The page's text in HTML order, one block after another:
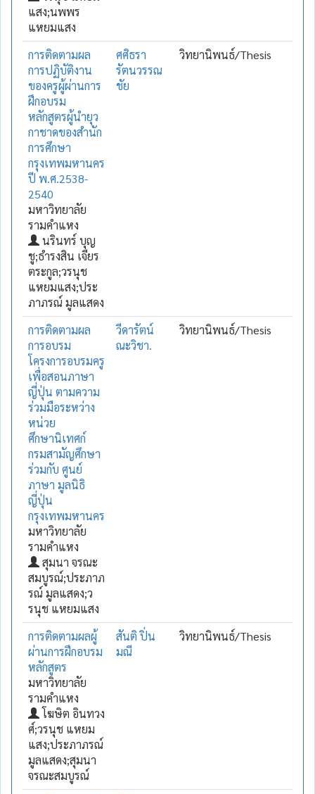
แสง;นพพร
แหยมแสง
การติดตามผล
การปฏิบัติงาน
ของครูผู้ผ่านการ
ฝึกอบรม
หลักสูตรผู้นำยุว
กาชาดของสำนัก
การศึกษา
กรุงเทพมหานคร
ปี พ.ศ.2538-
2540
มหาวิทยาลัย
รามคำแหง
นรินทร์ บุญ
ชู;ธำรงสิน เจียร
ตระกูล;วรนุช
แหยมแสง;ประ
ภาภรณ์ มูลแสดง
ศศิธรา
รัตนวรรณ
ชัย
วิทยานิพนธ์/Thesis
การติดตามผล
การอบรม
โครงการอบรมครู
เพื่อสอนภาษา
ญี่ปุ่น ตามความ
ร่วมมือระหว่าง
หน่วย
ศึกษานิเทศก์
กรมสามัญศึกษา
ร่วมกับ ศูนย์
ภาษา มูลนิธิ
ญี่ปุ่น
กรุงเทพมหานคร
มหาวิทยาลัย
รามคำแหง
สุมนา จรณะ
สมบูรณ์;ประภาภ
รณ์ มูลแสดง;ว
รนุช แหยมแสง
วีดารัตน์
ณะวิชา.
วิทยานิพนธ์/Thesis
การติดตามผลผู้
ผ่านการฝึกอบรม
หลักสูตร
มหาวิทยาลัย
รามคำแหง
โฆษิต อินทวง
ศ์;วรนุช แหยม
แสง;ประภาภรณ์
มูลแสดง;สุมนา
จรณะสมบูรณ์
สันติ ปิ่น
มณี
วิทยานิพนธ์/Thesis